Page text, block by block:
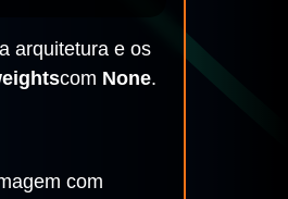
arquitetura e os
com None.
com